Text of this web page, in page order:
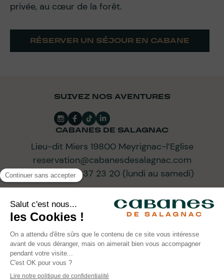
privée, au cœur de la forêt.
RÉSERVER UN SÉJOUR EN CABANE
SUIVEZ NOS AVENTURES
CABANES DE SALAGNAC
Lieu-dit Miers 19800 Meyrignac-l’Eglise
reservation@cabanesdesalagnac.com
+33 (0)5 64 37 23 20 (lundi au samedi)
ABONNEZ-VOUS À NOTRE NEWSLETTER